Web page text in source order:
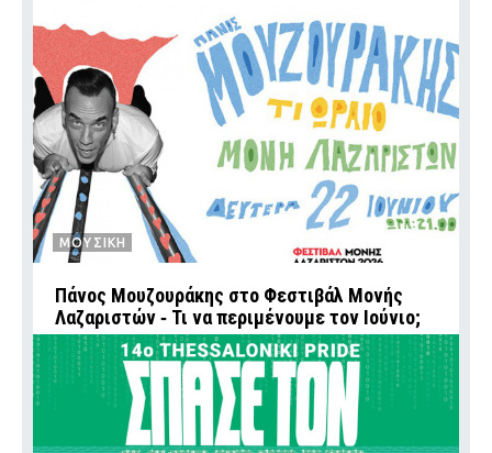
ΜΟΥΣΙΚΗ
Πάνος Μουζουράκης στο Φεστιβάλ Μονής
Λαζαριστών ‑ Τι να περιμένουμε τον Ιούνιο;